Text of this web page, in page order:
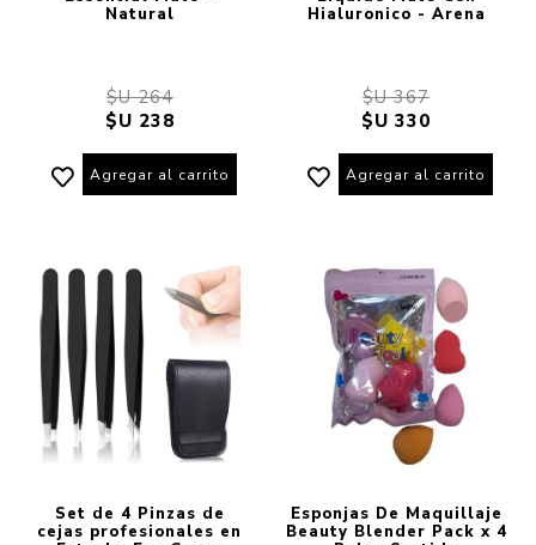
Natural
$U 264
$U 238
Agregar al carrito
Hialuronico - Arena
$U 367
$U 330
Agregar al carrito
Set de 4 Pinzas de
cejas profesionales en
Esponjas De Maquillaje
Beauty Blender Pack x 4